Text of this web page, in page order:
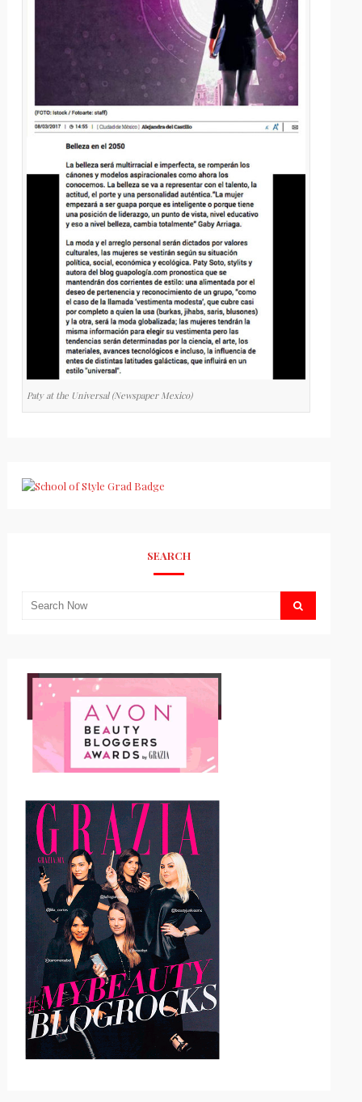
Paty at the Universal (Newspaper Mexico)
SEARCH